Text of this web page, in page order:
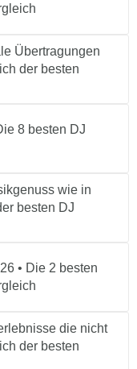
Übertragungen
der besten
8 besten DJ
wie in
besten DJ
• Die 2 besten
die nicht
der besten